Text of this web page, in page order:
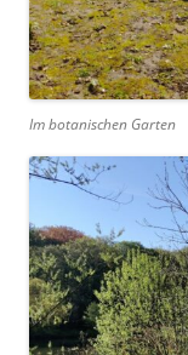
Im botanischen Garten